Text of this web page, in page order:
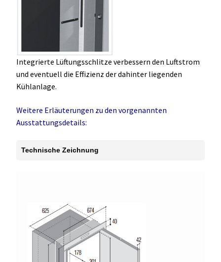
Integrierte Lüftungsschlitze verbessern den Luftstrom
und eventuell die Effizienz der dahinter liegenden
Kühlanlage.
Weitere Erläuterungen zu den vorgenannten
Ausstattungsdetails:
Technische Zeichnung